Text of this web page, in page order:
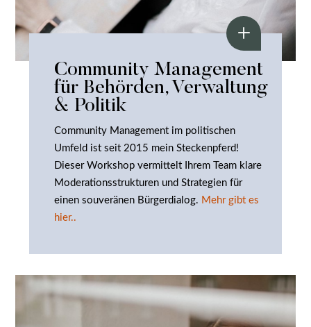
Community Management
für Behörden, Verwaltung
& Politik
Community Management im politischen
Umfeld ist seit 2015 mein Steckenpferd!
Dieser Workshop vermittelt Ihrem Team klare
Moderationsstrukturen und Strategien für
einen souveränen Bürgerdialog. Mehr gibt es
hier..